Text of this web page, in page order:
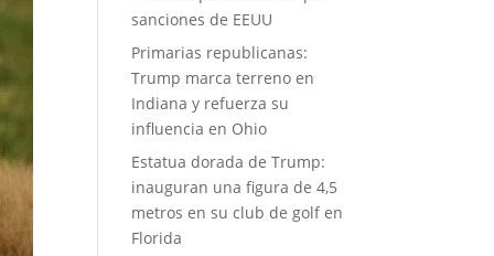
sanciones de EEUU
Primarias republicanas:
Trump marca terreno en
Indiana y refuerza su
influencia en Ohio
Estatua dorada de Trump:
inauguran una figura de 4,5
metros en su club de golf en
Florida